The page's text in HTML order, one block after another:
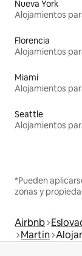
Nueva York
Florencia
Miami
Seattle
*Pueden
zonas y
Airbnb
Martin